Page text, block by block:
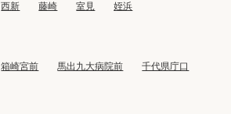
西新 藤崎 室見 姪浜
箱崎宮前 馬出九大病院前
千代県庁口